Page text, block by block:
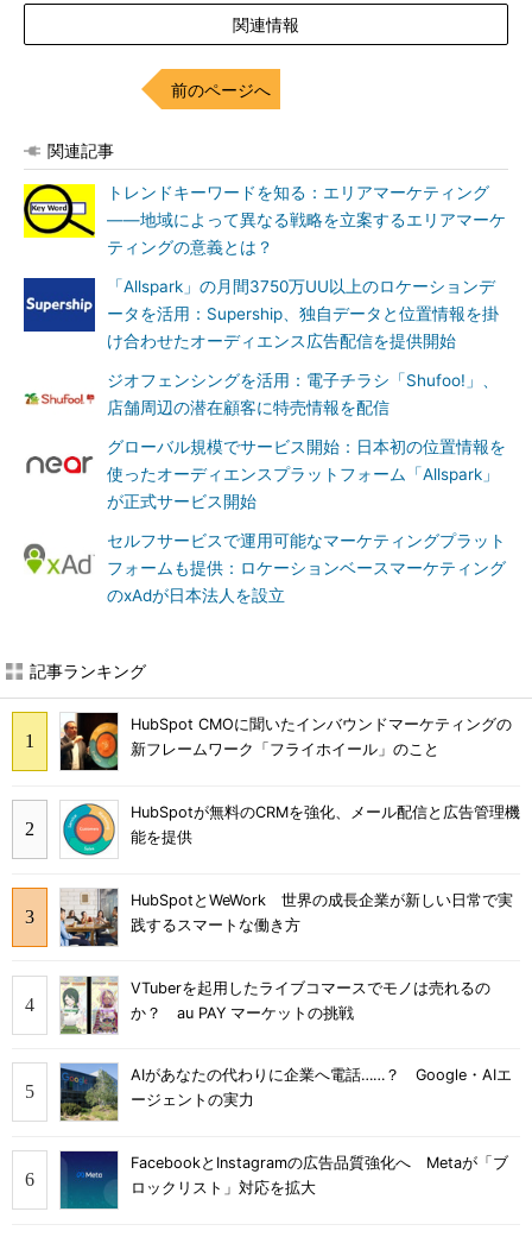
関連情報
前のページへ
関連記事
トレンドキーワードを知る：エリアマーケティング
――地域によって異なる戦略を立案するエリアマーケ
ティングの意義とは？
「Allspark」の月間3750万UU以上のロケーションデ
ータを活用：Supership、独自データと位置情報を掛
け合わせたオーディエンス広告配信を提供開始
ジオフェンシングを活用：電子チラシ「Shufoo!」、
店舗周辺の潜在顧客に特売情報を配信
グローバル規模でサービス開始：日本初の位置情報を
使ったオーディエンスプラットフォーム「Allspark」
が正式サービス開始
セルフサービスで運用可能なマーケティングプラット
フォームも提供：ロケーションベースマーケティング
のxAdが日本法人を設立
記事ランキング
HubSpot CMOに聞いたインバウンドマーケティングの
新フレームワーク「フライホイール」のこと
HubSpotが無料のCRMを強化、メール配信と広告管理機
能を提供
HubSpotとWeWork 世界の成長企業が新しい日常で実
践するスマートな働き方
VTuberを起用したライブコマースでモノは売れるの
か？ au PAY マーケットの挑戦
AIがあなたの代わりに企業へ電話……？ Google・AIエ
ージェントの実力
FacebookとInstagramの広告品質強化へ Metaが「ブ
ロックリスト」対応を拡大